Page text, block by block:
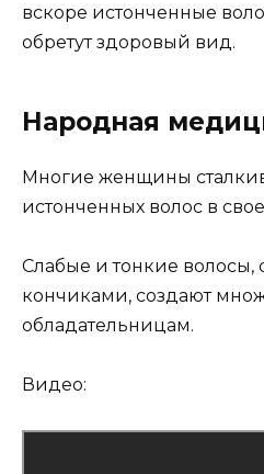
вскоре истонченные
обретут здоровый вид.
Народная
Многие женщины
истонченных волос в
Слабые и тонкие
кончиками, создают
обладательницам.
Видео: